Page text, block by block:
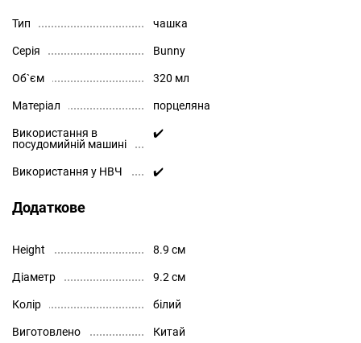
Тип чашка
Серія Bunny
Об`єм 320 мл
Матеріал порцеляна
Використання в
посудомийній машині
✔️
Використання у НВЧ ✔️
Додаткове
Height 8.9 см
Діаметр 9.2 см
Колір білий
Виготовлено Китай